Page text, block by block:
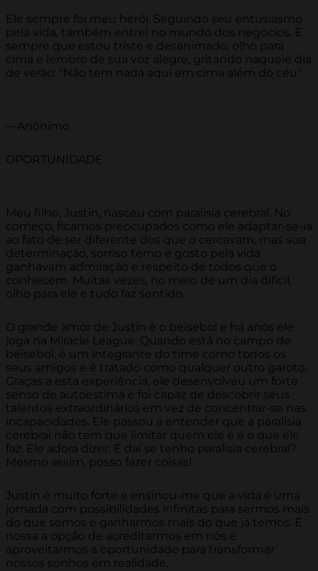
Ele sempre foi meu herói. Seguindo seu entusiasmo
pela vida, também entrei no mundo dos negócios. E
sempre que estou triste e desanimado, olho para
cima e lembro de sua voz alegre, gritando naquele dia
de verão: "Não tem nada aqui em cima além do céu".
—Anônimo
OPORTUNIDADE
Meu filho, Justin, nasceu com paralisia cerebral. No
começo, ficamos preocupados como ele adaptar-se-ia
ao fato de ser diferente dos que o cercavam, mas sua
determinação, sorriso terno e gosto pela vida
ganhavam admiração e respeito de todos que o
conhecem. Muitas vezes, no meio de um dia difícil,
olho para ele e tudo faz sentido.
O grande amor de Justin é o beisebol e há anos ele
joga na Miracle League. Quando está no campo de
beisebol, é um integrante do time como todos os
seus amigos e é tratado como qualquer outro garoto.
Graças a esta experiência, ele desenvolveu um forte
senso de autoestima e foi capaz de descobrir seus
talentos extraordinários em vez de concentrar-se nas
incapacidades. Ele passou a entender que a paralisia
cerebral não tem que limitar quem ele é e o que ele
faz. Ele adora dizer: E daí se tenho paralisia cerebral?
Mesmo assim, posso fazer coisas!
Justin é muito forte e ensinou-me que a vida é uma
jornada com possibilidades infinitas para sermos mais
do que somos e ganharmos mais do que já temos. É
nossa a opção de acreditarmos em nós e
aproveitarmos a oportunidade para transformar
nossos sonhos em realidade.